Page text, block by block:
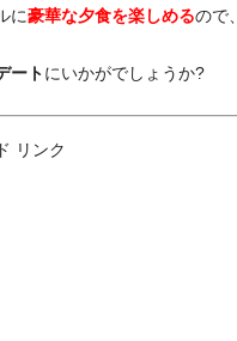
に豪華な夕食を楽しめるので、
ートにいかがでしょうか?
リンク